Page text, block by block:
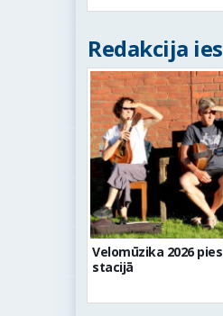
Redakcija
Velomūzika 2026
stacijā